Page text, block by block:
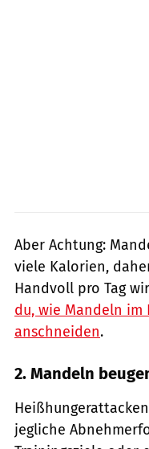
Aber Achtung:
viele Kalorien,
Handvoll pro Tag
du, wie Mandeln im
anschneiden.
2. Mandeln
jegliche